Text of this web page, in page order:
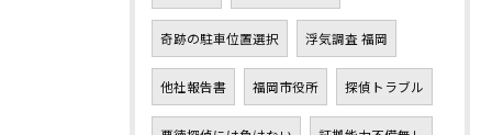
奇跡の駐車位置選択 浮気調査 福岡
他社報告書 福岡市役所 探偵トラブル